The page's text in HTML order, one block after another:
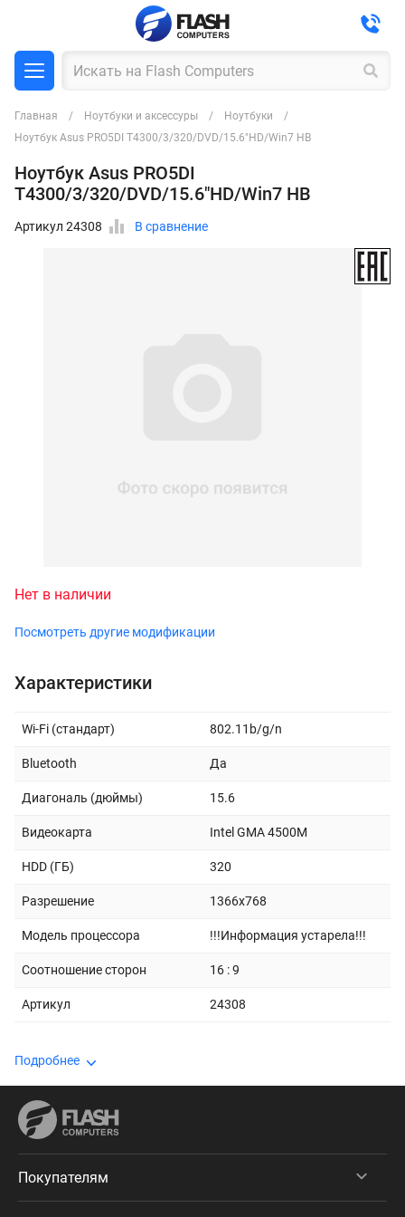
Главная Ноутбуки и аксессуры
Ноутбуки
Ноутбук Asus PRO5DI T4300/3/320/DVD/15.6"HD/Win7 HB
Ноутбук Asus PRO5DI
T4300/3/320/DVD/15.6"HD/Win7 HB
Артикул 24308 В сравнение
Нет в наличии
Посмотреть другие модификации
Характеристики
Wi-Fi (стандарт) 802.11b/g/n
Bluetooth Да
Диагональ (дюймы) 15.6
Видеокарта Intel GMA 4500M
HDD (ГБ) 320
Разрешение 1366x768
Модель процессора !!!Информация устарела!!!
Соотношение сторон 16 : 9
Артикул 24308
Подробнее
Покупателям